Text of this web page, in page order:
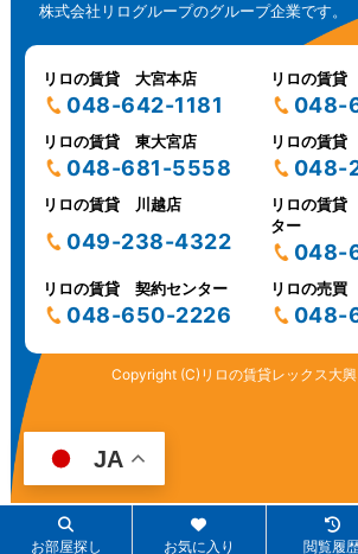
株式会社リログループのグループ企業です。
リロの賃貸 大宮本店
048-642-1181
リロの賃
048-
リロの賃貸 東大宮店
048-681-5558
リロの賃
048-
リロの賃貸 川越店
049-238-4322
リロの賃
ター
048-
リロの賃貸 契約センター
048-650-2226
リロの売
048-
Copyright (C)リロの賃貸レックス大
お部屋探し お気に入り 閲覧履
JA